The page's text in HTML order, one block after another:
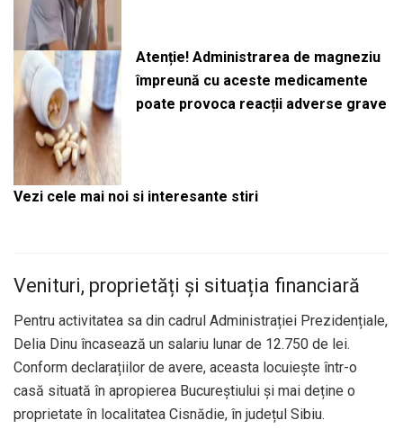
Atenție! Administrarea de magneziu
împreună cu aceste medicamente
poate provoca reacții adverse grave
Vezi cele mai noi si interesante stiri
Venituri, proprietăți și situația financiară
Pentru activitatea sa din cadrul Administrației Prezidențiale,
Delia Dinu încasează un salariu lunar de 12.750 de lei.
Conform declarațiilor de avere, aceasta locuiește într-o
casă situată în apropierea Bucureștiului și mai deține o
proprietate în localitatea Cisnădie, în județul Sibiu.